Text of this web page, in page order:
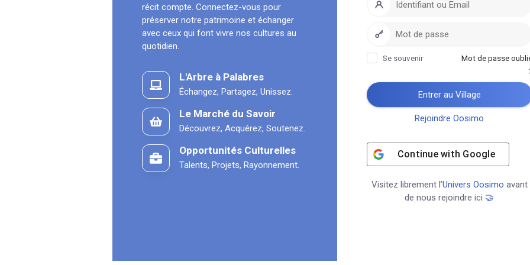
récit compte. Connectez-vous pour
préserver notre patrimoine et échanger
avec ceux qui font vivre nos cultures au
quotidien.
L'Arbre à Palabres
Échangez, Partagez, Unissez.
Le Marché du Savoir
Découvrez, Acquérez, Soutenez.
Opportunités Culturelles
Talents, Projets, Rayonnement.
Se souvenir
Mot de passe
Entrer au Village
Rejoindre Oosimo
Continue with Google
Visitez librement l’Univers Oosimo avant
de nous rejoindre ici 🤝